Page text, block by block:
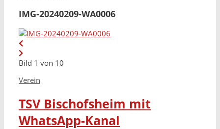
IMG-20240209-WA0006
Bild 1 von 10
Kategorien
Verein
TSV Bischofsheim mit
WhatsApp-Kanal